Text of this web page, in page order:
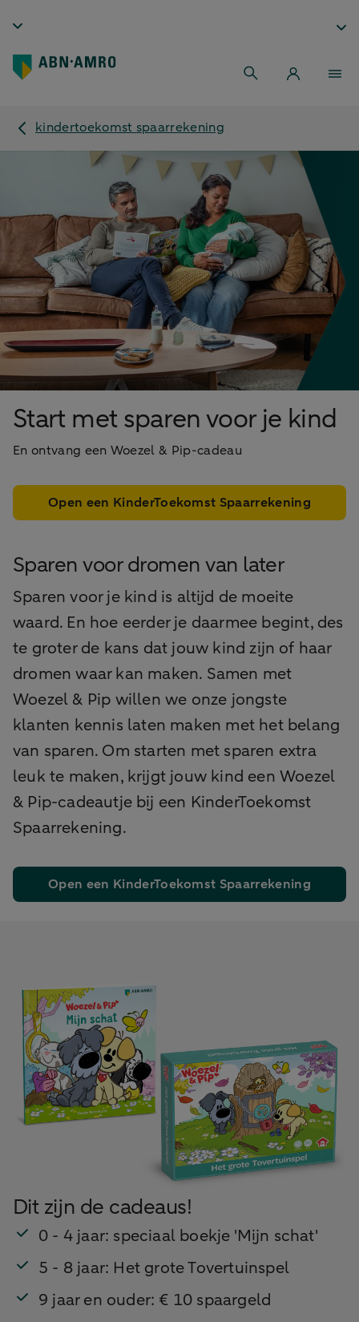
kindertoekomst spaarrekening
Start met sparen voor je kind
En ontvang een Woezel & Pip-cadeau
Open een KinderToekomst Spaarrekening
Sparen voor dromen van later
Sparen voor je kind is altijd de moeite
waard. En hoe eerder je daarmee begint, des
te groter de kans dat jouw kind zijn of haar
dromen waar kan maken. Samen met
Woezel & Pip willen we onze jongste
klanten kennis laten maken met het belang
van sparen. Om starten met sparen extra
leuk te maken, krijgt jouw kind een Woezel
& Pip-cadeautje bij een KinderToekomst
Spaarrekening.
Open een KinderToekomst Spaarrekening
Dit zijn de cadeaus!
0 - 4 jaar: speciaal boekje 'Mijn schat'
5 - 8 jaar: Het grote Tovertuinspel
9 jaar en ouder: € 10 spaargeld